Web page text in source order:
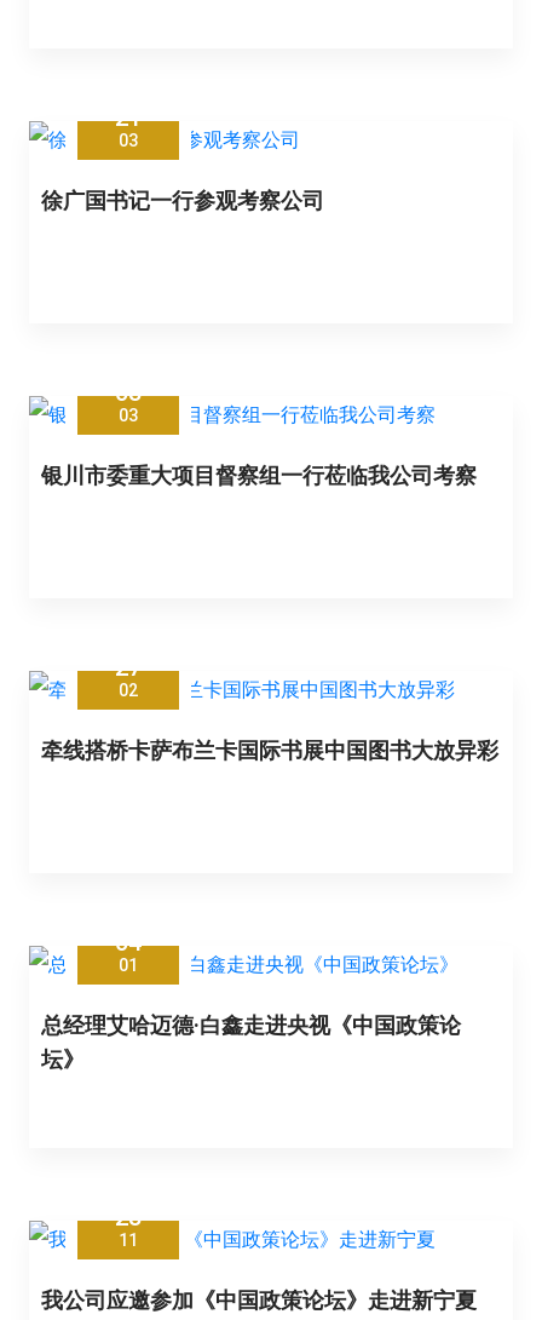
21
03
徐广国书记一行参观考察公司
08
03
银川市委重大项目督察组一行莅临我公司考察
27
02
牵线搭桥卡萨布兰卡国际书展中国图书大放异彩
04
01
总经理艾哈迈德·白鑫走进央视《中国政策论
坛》
28
11
我公司应邀参加《中国政策论坛》走进新宁夏